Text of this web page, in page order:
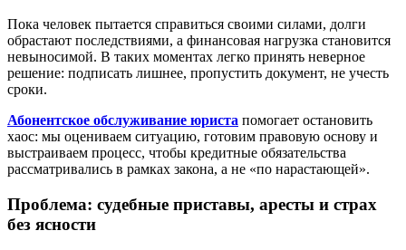
Пока человек пытается справиться своими силами, долги
обрастают последствиями, а финансовая нагрузка становится
невыносимой. В таких моментах легко принять неверное
решение: подписать лишнее, пропустить документ, не учесть
сроки.
Абонентское обслуживание юриста помогает остановить
хаос: мы оцениваем ситуацию, готовим правовую основу и
выстраиваем процесс, чтобы кредитные обязательства
рассматривались в рамках закона, а не «по нарастающей».
Проблема: судебные приставы, аресты и страх
без ясности